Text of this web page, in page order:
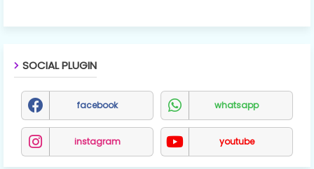
SOCIAL PLUGIN
facebook whatsapp
instagram youtube